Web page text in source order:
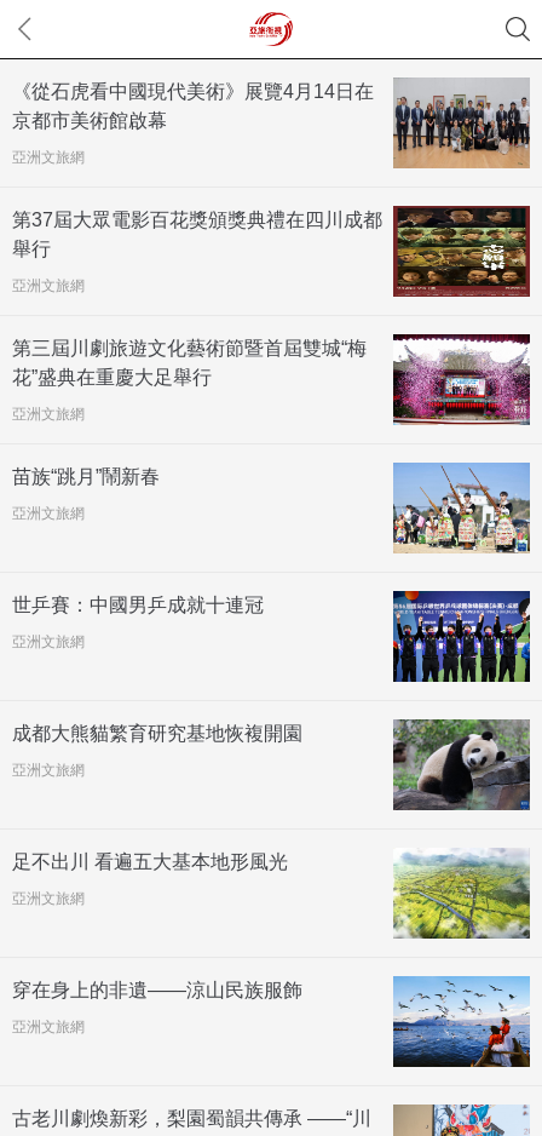
《從石虎看中國現代美術》展覽4月14日在
京都市美術館啟幕
亞洲文旅網
第37屆大眾電影百花獎頒獎典禮在四川成都
舉行
亞洲文旅網
第三屆川劇旅遊文化藝術節暨首屆雙城“梅
花”盛典在重慶大足舉行
亞洲文旅網
苗族“跳月”鬧新春
亞洲文旅網
世乒賽：中國男乒成就十連冠
亞洲文旅網
成都大熊貓繁育研究基地恢複開園
亞洲文旅網
足不出川 看遍五大基本地形風光
亞洲文旅網
穿在身上的非遺——涼山民族服飾
亞洲文旅網
古老川劇煥新彩，梨園蜀韻共傳承 ——“川